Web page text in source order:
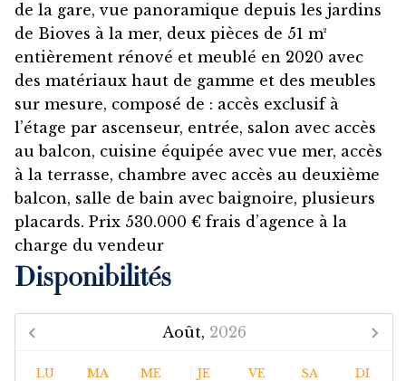
de la gare, vue panoramique depuis les jardins
de Bioves à la mer, deux pièces de 51 m²
entièrement rénové et meublé en 2020 avec
des matériaux haut de gamme et des meubles
sur mesure, composé de : accès exclusif à
l’étage par ascenseur, entrée, salon avec accès
au balcon, cuisine équipée avec vue mer, accès
à la terrasse, chambre avec accès au deuxième
balcon, salle de bain avec baignoire, plusieurs
placards. Prix 530.000 € frais d’agence à la
charge du vendeur
Disponibilités
Août, 2026
LU MA ME JE VE SA DI